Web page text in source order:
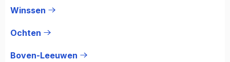
Winssen
Ochten
Boven-Leeuwen